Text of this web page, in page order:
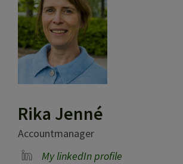
Rika Jenné
Accountmanager
My linkedIn profile